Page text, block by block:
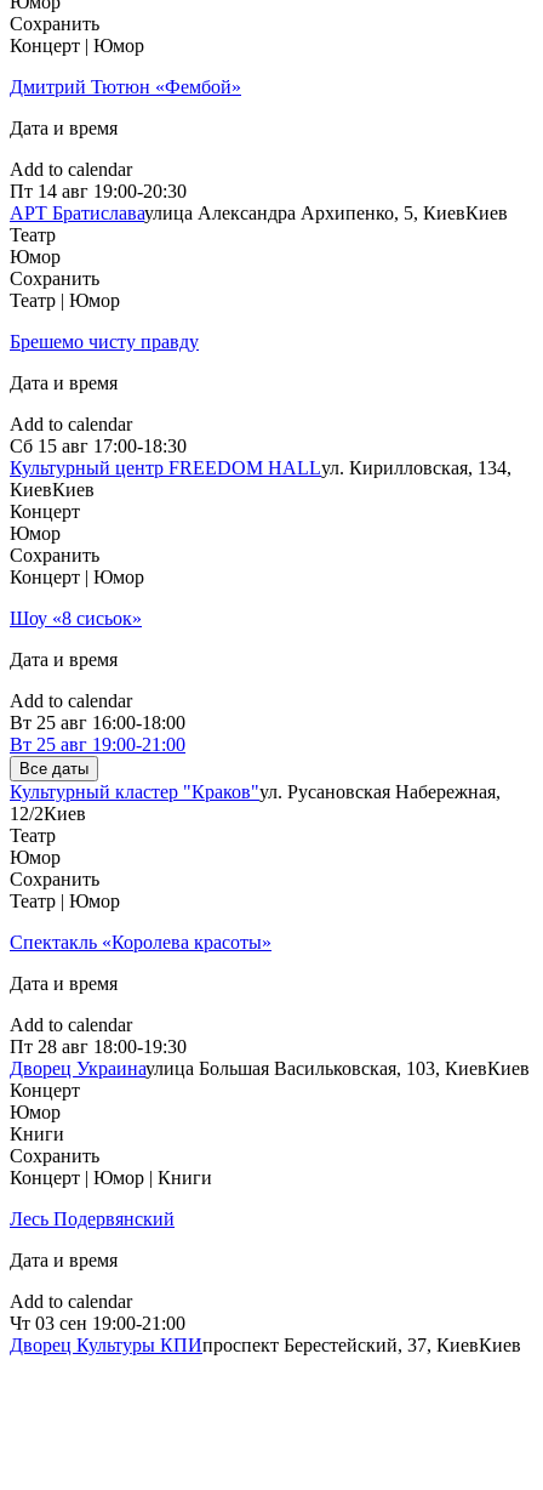
Сохранить
Концерт | Юмор
Дмитрий Тютюн «Фембой»
Дата и время
Add to calendar
Пт 14 авг 19:00-20:30
АРТ Братиславаулица Александра Архипенко, 5, КиевКиев
Театр
Юмор
Сохранить
Театр | Юмор
Брешемо чисту правду
Дата и время
Add to calendar
Сб 15 авг 17:00-18:30
Культурный центр FREEDOM HALLул. Кирилловская, 134,
КиевКиев
Концерт
Юмор
Сохранить
Концерт | Юмор
Шоу «8 сисьок»
Дата и время
Add to calendar
Вт 25 авг 16:00-18:00
Вт 25 авг 19:00-21:00
Все даты
Культурный кластер "Краков"ул. Русановская Набережная,
12/2Киев
Театр
Юмор
Сохранить
Театр | Юмор
Спектакль «Королева красоты»
Дата и время
Add to calendar
Пт 28 авг 18:00-19:30
Дворец Украинаулица Большая Васильковская, 103, КиевКиев
Концерт
Юмор
Книги
Сохранить
Концерт | Юмор | Книги
Лесь Подервянский
Дата и время
Add to calendar
Чт 03 сен 19:00-21:00
Дворец Культуры КПИпроспект Берестейский, 37, КиевКиев